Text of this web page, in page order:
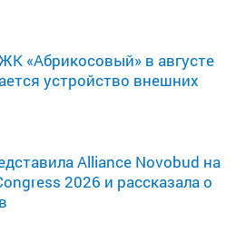
«Абрикосовый» в августе
устройство внешних
Alliance Novobud на
2026 и рассказала о